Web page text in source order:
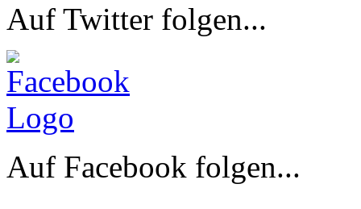
Auf Twitter folgen...
Auf Facebook folgen...